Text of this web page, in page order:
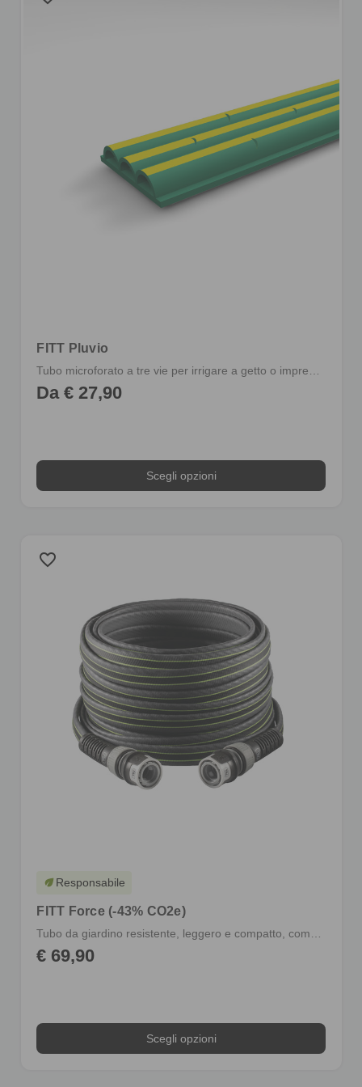
FITT Pluvio
Da € 27,90
Scegli opzioni
favorite_border
ecoResponsabile
FITT Force (-43% CO2e)
€ 69,90
Scegli opzioni